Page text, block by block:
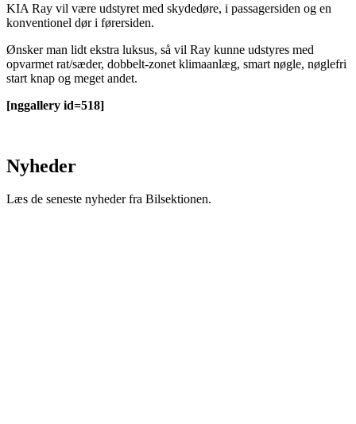
KIA Ray vil være udstyret med skydedøre, i passagersiden og en
konventionel dør i førersiden.
Ønsker man lidt ekstra luksus, så vil Ray kunne udstyres med
opvarmet rat/sæder, dobbelt-zonet klimaanlæg, smart nøgle, nøglefri
start knap og meget andet.
[nggallery id=518]
Nyheder
Læs de seneste nyheder fra Bilsektionen.